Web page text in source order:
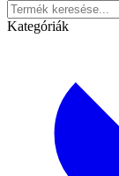
Kategóriák